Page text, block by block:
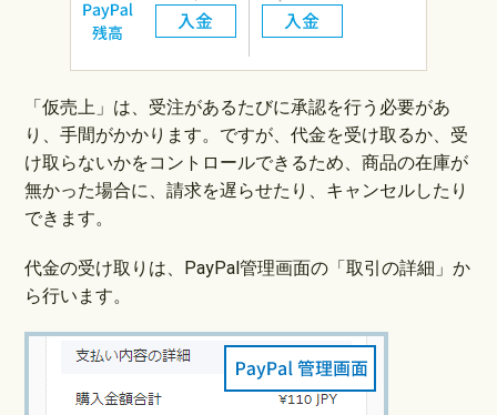
「仮売上」は、受注があるたびに承認を行う必要があ
り、手間がかかります。ですが、代金を受け取るか、受
け取らないかをコントロールできるため、商品の在庫が
無かった場合に、請求を遅らせたり、キャンセルしたり
できます。
代金の受け取りは、PayPal管理画面の「取引の詳細」か
ら行います。